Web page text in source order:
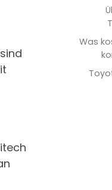
Was